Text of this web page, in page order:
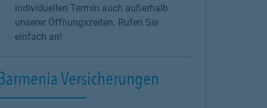
individuellen Termin auch außerhalb
unserer Öffnungszeiten. Rufen Sie
einfach an!
Versicherungen